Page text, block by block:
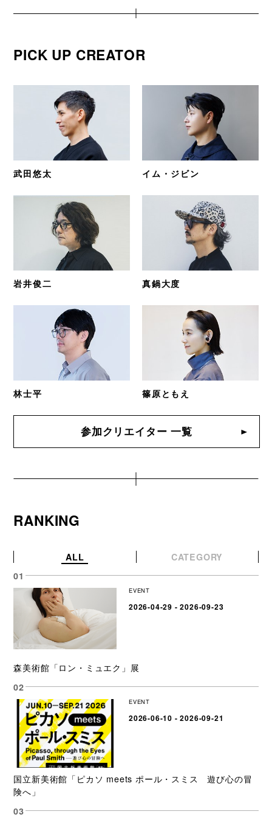
PICK UP CREATOR
武田悠太 イム・ジビン
岩井俊二 真鍋大度
林士平 篠原ともえ
参加クリエイター 一覧
RANKING
ALL CATEGORY
EVENT
2026-04-29 - 2026-09-23
森美術館「ロン・ミュエク」展
EVENT
2026-06-10 - 2026-09-21
国立新美術館「ピカソ meets ポール・スミス 遊び心の冒
険へ」